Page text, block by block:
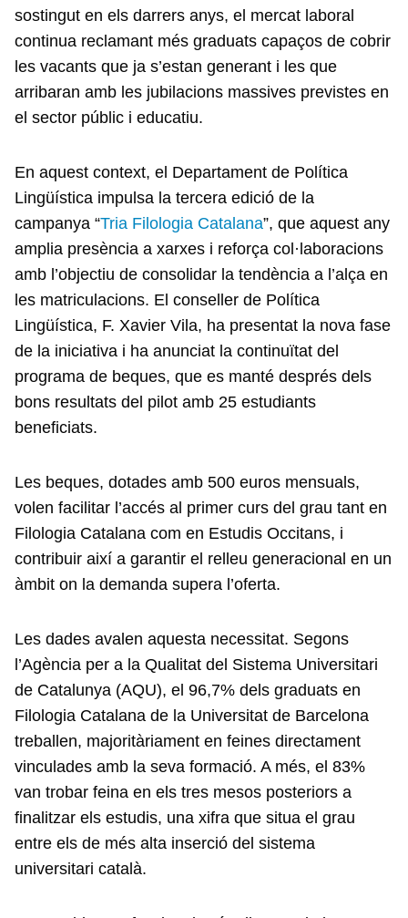
sostingut en els darrers anys, el mercat laboral
continua reclamant més graduats capaços de cobrir
les vacants que ja s’estan generant i les que
arribaran amb les jubilacions massives previstes en
el sector públic i educatiu.
En aquest context, el Departament de Política
Lingüística impulsa la tercera edició de la
campanya “Tria Filologia Catalana”, que aquest any
amplia presència a xarxes i reforça col·laboracions
amb l’objectiu de consolidar la tendència a l’alça en
les matriculacions. El conseller de Política
Lingüística, F. Xavier Vila, ha presentat la nova fase
de la iniciativa i ha anunciat la continuïtat del
programa de beques, que es manté després dels
bons resultats del pilot amb 25 estudiants
beneficiats.
Les beques, dotades amb 500 euros mensuals,
volen facilitar l’accés al primer curs del grau tant en
Filologia Catalana com en Estudis Occitans, i
contribuir així a garantir el relleu generacional en un
àmbit on la demanda supera l’oferta.
Les dades avalen aquesta necessitat. Segons
l’Agència per a la Qualitat del Sistema Universitari
de Catalunya (AQU), el 96,7% dels graduats en
Filologia Catalana de la Universitat de Barcelona
treballen, majoritàriament en feines directament
vinculades amb la seva formació. A més, el 83%
van trobar feina en els tres mesos posteriors a
finalitzar els estudis, una xifra que situa el grau
entre els de més alta inserció del sistema
universitari català.